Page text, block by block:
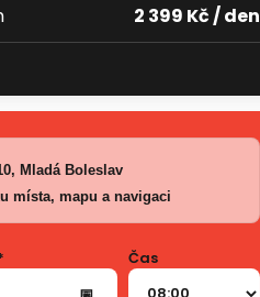
2 399 Kč / den
Mladá Boleslav
místa, mapu a navigaci
📅
Čas